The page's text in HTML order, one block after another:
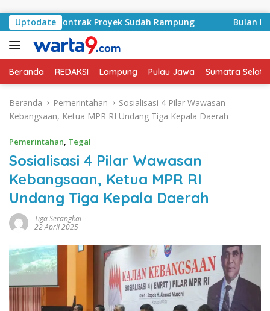
Uptodate
Kontrak Proyek Sudah Rampung Bulan
Beranda REDAKSI Lampung Pulau Jawa Sumatra
Beranda Pemerintahan
Sosialisasi 4 Pilar Wawasan
Kebangsaan, Ketua MPR RI Undang Tiga Kepala Daerah
Pemerintahan, Tegal
Sosialisasi 4 Pilar Wawasan
Kebangsaan, Ketua MPR RI
Undang Tiga Kepala Daerah
Tiga Serangkai
22 April 2025